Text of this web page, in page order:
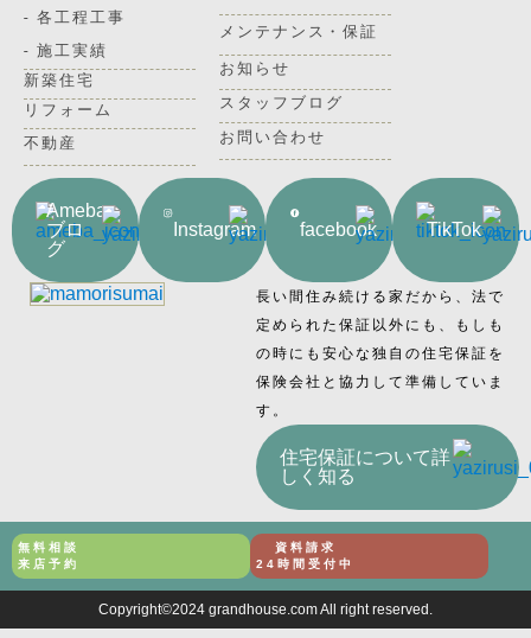
- 各工程工事
- 施工実績
新築住宅
リフォーム
不動産
メンテナンス・保証
お知らせ
スタッフブログ
お問い合わせ
Ameba
ブロ
グ
Instagram facebook TikTok
長い間住み続ける家だから、法で
定められた保証以外にも、もしも
の時にも安心な独自の住宅保証を
保険会社と協力して準備していま
す。
住宅保証について詳
しく知る
無料相談
来店予約
資料請求
24時間受付中
Copyright©2024 grandhouse.com All right reserved.